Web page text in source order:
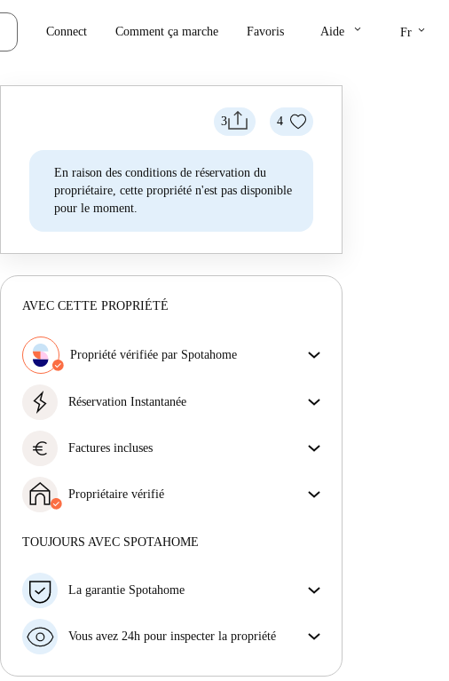
Connect Comment ça marche Favoris Aide keyboard_arrow_down Fr keyboard_arrow_down
3 4
En raison des conditions de réservation du
propriétaire, cette propriété n'est pas disponible
pour le moment.
AVEC CETTE PROPRIÉTÉ
Propriété vérifiée par Spotahome
obtiens exactement ce que tu vois dans l'annonce.
Réservation Instantanée
acceptée immédiatement si elle satisfait les
euro Factures incluses
incluses, couvrant le loyer et les services pour une
expérience de location sans tracas.
Propriétaire vérifié
Plus d'informations sur ce propriétaire
TOUJOURS AVEC SPOTAHOME
La garantie Spotahome
préavis, nous allons soit (A) vous payer une chambre
soit (B) vous rembourser en totalité.
Vous avez 24h pour inspecter la propriété